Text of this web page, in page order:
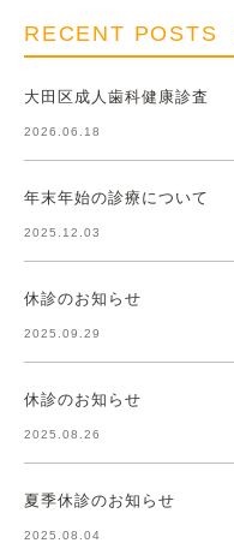
RECENT POSTS
大田区成人歯科健康診査
2026.06.18
年末年始の診療について
2025.12.03
休診のお知らせ
2025.09.29
休診のお知らせ
2025.08.26
夏季休診のお知らせ
2025.08.04